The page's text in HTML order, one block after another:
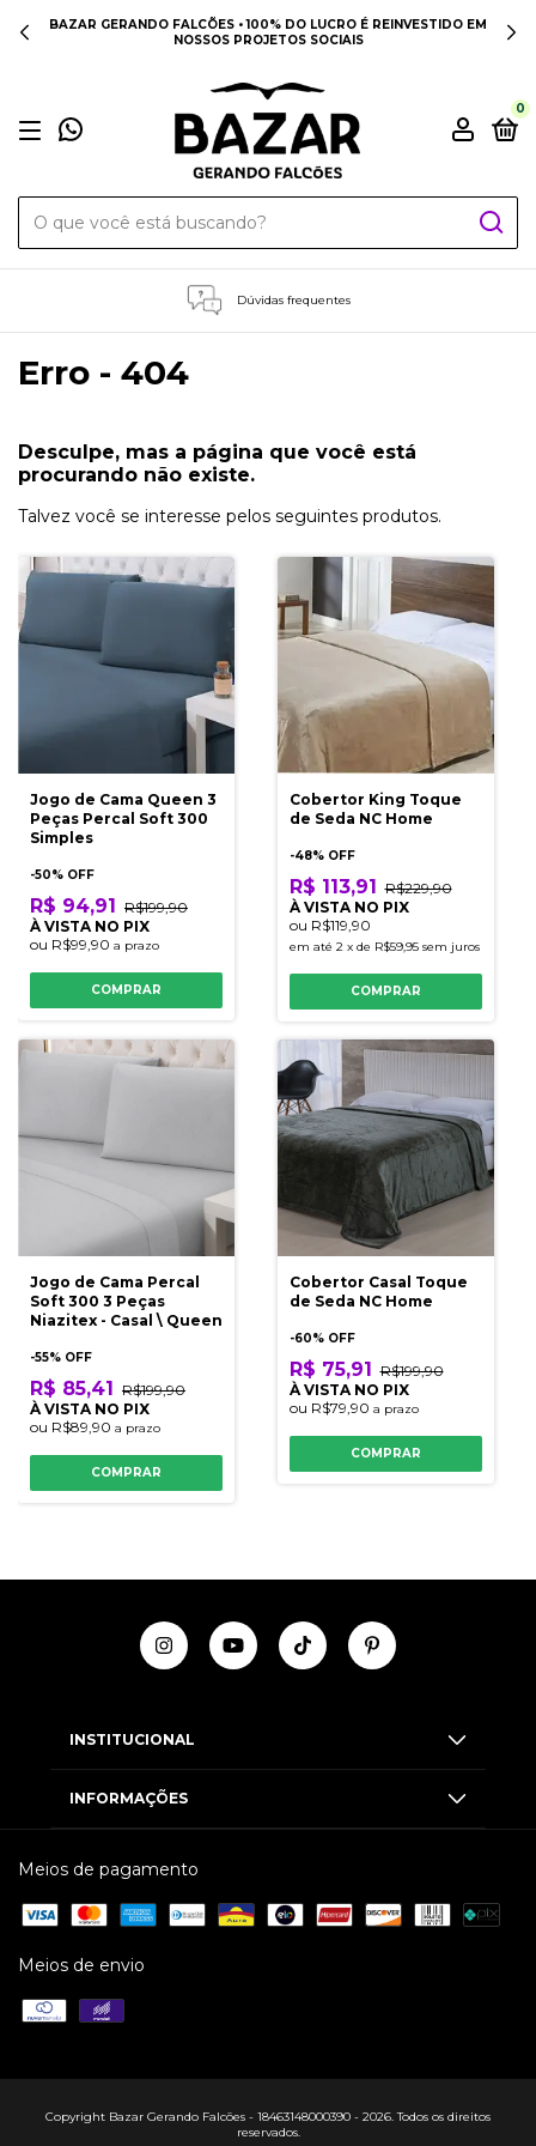
BAZAR GERANDO FALCÕES • 100% DO LUCRO É REINVESTIDO EM
NOSSOS PROJETOS SOCIAIS
0
Dúvidas frequentes
Erro - 404
Desculpe, mas a página que você está
procurando não existe.
Talvez você se interesse pelos seguintes produtos.
Jogo de Cama Queen 3
Peças Percal Soft 300
Simples
-50% OFF
R$ 94,91 R$199,90
À VISTA NO PIX
ou R$99,90 a prazo
COMPRAR
Cobertor King Toque
de Seda NC Home
-48% OFF
R$ 113,91 R$229,90
À VISTA NO PIX
ou R$119,90
em até 2 x de R$59,95 sem juros
COMPRAR
Jogo de Cama Percal
Soft 300 3 Peças
Niazitex - Casal \ Queen
-55% OFF
R$ 85,41
R$199,90
À VISTA NO PIX
ou R$89,90 a prazo
COMPRAR
Cobertor Casal Toque
de Seda NC Home
-60% OFF
R$ 75,91
R$199,90
À VISTA NO PIX
ou R$79,90 a prazo
COMPRAR
INSTITUCIONAL
INFORMAÇÕES
Meios de pagamento
Meios de envio
Copyright Bazar Gerando Falcões - 18463148000390 - 2026. Todos os direitos
reservados.